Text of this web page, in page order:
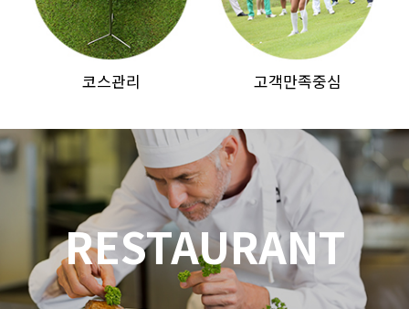
코스관리 고객만족중심
RESTAURANT